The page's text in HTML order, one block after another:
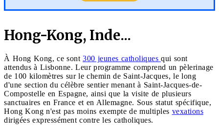
Hong-Kong, Inde...
À Hong Kong, ce sont 300 jeunes catholiques qui sont
attendus à Lisbonne. Leur programme comprend un pèlerinage
de 100 kilomètres sur le chemin de Saint-Jacques, le long
d'une section du célèbre sentier menant à Saint-Jacques-de-
Compostelle en Espagne, ainsi que la visite de plusieurs
sanctuaires en France et en Allemagne. Sous statut spécifique,
Hong Kong n'est pas moins exempte de multiples vexations
dirigées expressément contre les catholiques.